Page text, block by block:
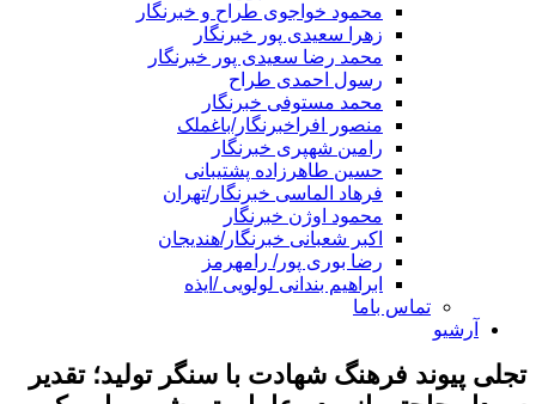
محمود خواجوی طراح و خبرنگار
زهرا سعیدی پور خبرنگار
محمد رضا سعیدی پور خبرنگار
رسول احمدی طراح
محمد مستوفی خبرنگار
منصور افراخبرنگار/باغملک
رامین شهپری خبرنگار
حسین طاهرزاده پشتیبانی
فرهاد الماسی خبرنگار/تهران
محمود اوژن خبرنگار
اکبر شعبانی خبرنگار/هندیجان
رضا بوری پور/ رامهرمز
ابراهیم بندانی لولویی /ایذه
تماس باما
آرشیو
تجلی پیوند فرهنگ شهادت با سنگر تولید؛ تقدیر